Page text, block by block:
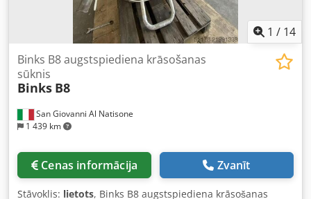
1 / 14
San Giovanni Al Natisone
1 439 km
Binks B8 augstspiediena krāsošanas
sūknis
Binks B8
Cenas informācija Zvanīt
Stāvoklis: lietots, Binks B8 augstspiediena krāsošanas